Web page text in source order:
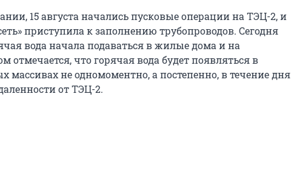
15 августа начались пусковые операции на ТЭЦ-2, и
приступила к заполнению трубопроводов. Сегодня
вода начала подаваться в жилые дома и на
отмечается, что горячая вода будет появляться в
не одномоментно, а постепенно, в течение дня
от ТЭЦ-2.